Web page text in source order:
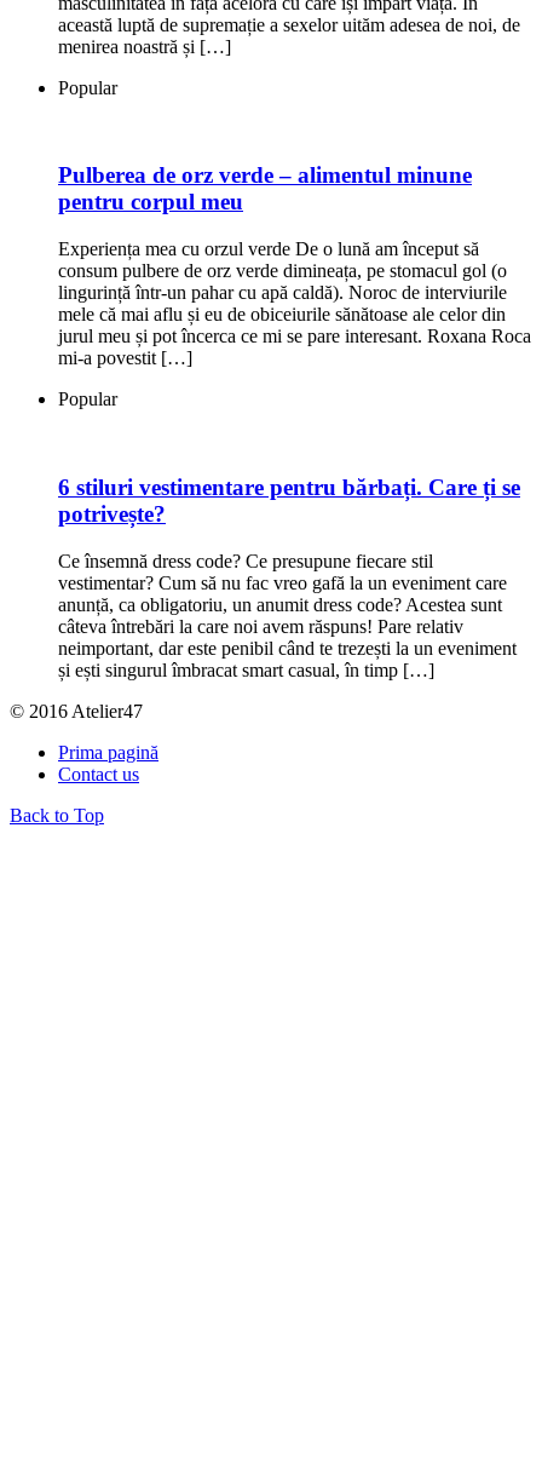
această luptă de supremație a sexelor uităm adesea de noi, de
menirea noastră și […]
Popular
Pulberea de orz verde – alimentul minune
pentru corpul meu
Experiența mea cu orzul verde De o lună am început să
consum pulbere de orz verde dimineața, pe stomacul gol (o
lingurință într-un pahar cu apă caldă). Noroc de interviurile
mele că mai aflu și eu de obiceiurile sănătoase ale celor din
jurul meu și pot încerca ce mi se pare interesant. Roxana Roca
mi-a povestit […]
Popular
6 stiluri vestimentare pentru bărbați. Care ți se
potrivește?
Ce însemnă dress code? Ce presupune fiecare stil
vestimentar? Cum să nu fac vreo gafă la un eveniment care
anunță, ca obligatoriu, un anumit dress code? Acestea sunt
câteva întrebări la care noi avem răspuns! Pare relativ
neimportant, dar este penibil când te trezești la un eveniment
și ești singurul îmbracat smart casual, în timp […]
© 2016 Atelier47
Prima pagină
Contact us
Back to Top